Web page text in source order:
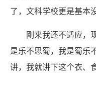
了，文科学校更是基本
刚来我还不适应，
是乐不思蜀，我是蜀乐
讲，我就讲下这个衣、